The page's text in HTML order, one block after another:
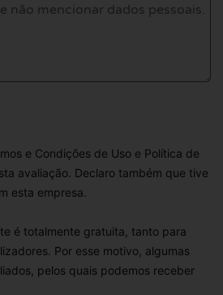
e Condições de Uso e Política de
avaliação. Declaro também que tive
esta empresa.
é totalmente gratuita, tanto para
Por esse motivo, algumas
pelos quais podemos receber